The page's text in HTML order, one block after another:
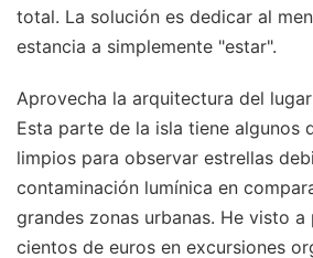
total. La solución es dedicar al
estancia a simplemente "estar".
Aprovecha la arquitectura del
Esta parte de la isla tiene algunos
limpios para observar estrellas
contaminación lumínica en
grandes zonas urbanas. He visto a
cientos de euros en excursiones